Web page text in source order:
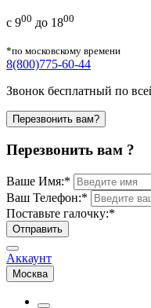
с 900 до 1800
*по московскому времени
8(800)775-60-44
Звонок бесплатный по
Перезвонить вам?
Перезвонить вам ?
Ваше Имя:*
Ваш Телефон:*
Поставьте галочку:*
Отправить
Аккаунт
Москва